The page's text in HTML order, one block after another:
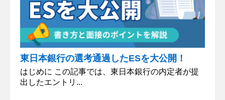
東日本銀行の選考通過したESを大公開！
はじめに この記事では、東日本銀行の内定者が提
出したエントリ...